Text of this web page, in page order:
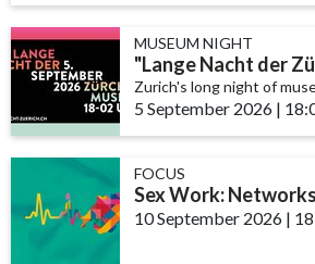
MUSEUM NIGHT
"Lange Nacht der
Zurich's long night of
5 September 2026 |
FOCUS
10 September 2026 |